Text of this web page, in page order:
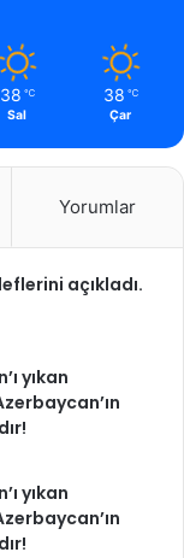
38 ℃
Sal
38 ℃
Çar
Yorumlar
açıkladı.
yıkan
yıkan